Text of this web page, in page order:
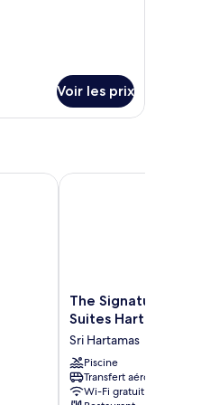
Voir les prix
The
Signature
&
Serviced
Suites
Hartamas
The Signature
Suites Hartamas
Sri Hartamas
Piscine
Transfert aéroport
Wi-Fi gratuit
The Signature Hotel &